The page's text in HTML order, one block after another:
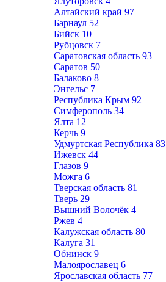
Алтайский край 97
Барнаул 52
Бийск 10
Рубцовск 7
Саратовская область 93
Саратов 50
Балаково 8
Энгельс 7
Республика Крым 92
Симферополь 34
Ялта 12
Керчь 9
Удмуртская Республика 83
Ижевск 44
Глазов 9
Можга 6
Тверская область 81
Тверь 29
Вышний Волочёк 4
Ржев 4
Калужская область 80
Калуга 31
Обнинск 9
Малоярославец 6
Ярославская область 77